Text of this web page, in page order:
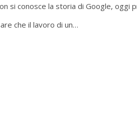
si conosce la storia di Google, oggi
che il lavoro di un…